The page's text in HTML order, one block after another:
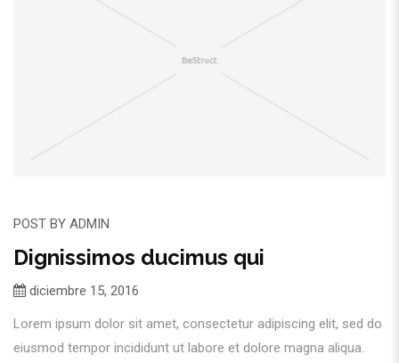
POST BY ADMIN
Dignissimos ducimus qui
diciembre 15, 2016
Lorem ipsum dolor sit amet, consectetur adipiscing elit, sed do
eiusmod tempor incididunt ut labore et dolore magna aliqua.